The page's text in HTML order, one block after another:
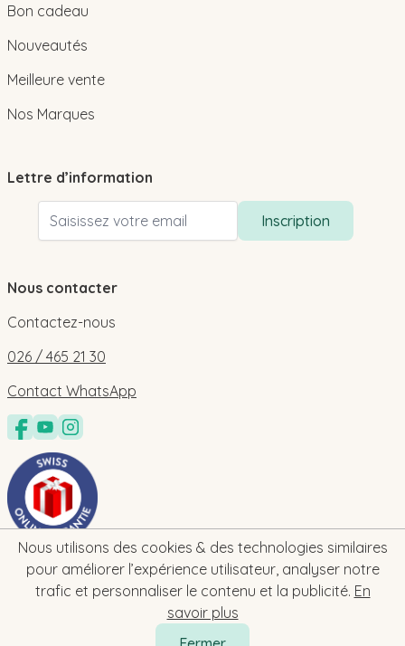
Nous utilisons des cookies & des technologies similaires
pour améliorer l’expérience utilisateur, analyser notre
trafic et personnaliser le contenu et la publicité. En
savoir plus
Bon cadeau
Nouveautés
Meilleure vente
Nos Marques
Lettre d’information
Adresse email
Inscription
Nous contacter
Contactez-nous
026 / 465 21 30
Contact WhatsApp